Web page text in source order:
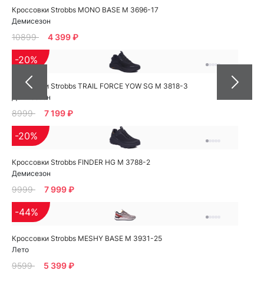
Кроссовки Strobbs MONO BASE M 3696-17
Демисезон
10899 4 399 ₽
Кроссовки Strobbs TRAIL FORCE YOW SG M 3818-3
Демисезон
-20%
8999 7 199 ₽
Кроссовки Strobbs FINDER HG M 3788-2
Демисезон
-20%
9999 7 999 ₽
Кроссовки Strobbs MESHY BASE M 3931-25
Лето
-44%
9599 5 399 ₽